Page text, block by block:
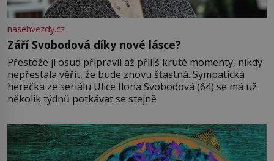
nasehvezdy.cz
Září Svobodová díky nové lásce?
Přestože jí osud připravil až příliš kruté momenty, nikdy
nepřestala věřit, že bude znovu šťastná. Sympatická
herečka ze seriálu Ulice Ilona Svobodová (64) se má už
několik týdnů potkávat se stejně